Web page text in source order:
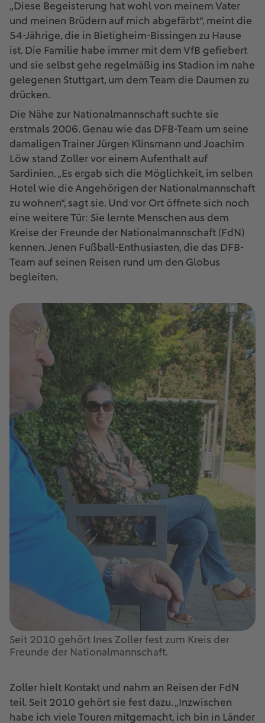
„Diese Begeisterung hat wohl von meinem Vater
und meinen Brüdern auf mich abgefärbt“, meint die
54-Jährige, die in Bietigheim-Bissingen zu Hause
ist. Die Familie habe immer mit dem VfB gefiebert
und sie selbst gehe regelmäßig ins Stadion im nahe
gelegenen Stuttgart, um dem Team die Daumen zu
drücken.
Die Nähe zur Nationalmannschaft suchte sie
erstmals 2006. Genau wie das DFB-Team um seine
damaligen Trainer Jürgen Klinsmann und Joachim
Löw stand Zoller vor einem Aufenthalt auf
Sardinien. „Es ergab sich die Möglichkeit, im selben
Hotel wie die Angehörigen der Nationalmannschaft
zu wohnen“, sagt sie. Und vor Ort öffnete sich noch
eine weitere Tür: Sie lernte Menschen aus dem
Kreise der Freunde der Nationalmannschaft (FdN)
kennen. Jenen Fußball-Enthusiasten, die das DFB-
Team auf seinen Reisen rund um den Globus
begleiten.
Seit 2010 gehört Ines Zoller fest zum Kreis der
Freunde der Nationalmannschaft.
Zoller hielt Kontakt und nahm an Reisen der FdN
teil. Seit 2010 gehört sie fest dazu. „Inzwischen
habe ich viele Touren mitgemacht, ich bin in Länder